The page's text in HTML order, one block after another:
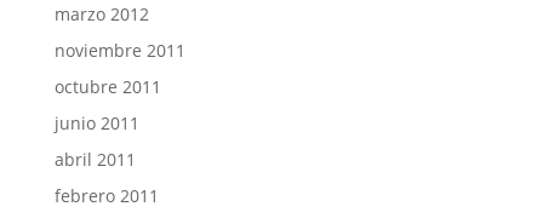
marzo 2012
noviembre 2011
octubre 2011
junio 2011
abril 2011
febrero 2011